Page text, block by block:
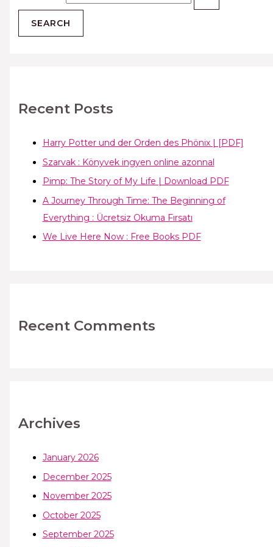
Recent Posts
Harry Potter und der Orden des Phönix | [PDF]
Szarvak : Könyvek ingyen online azonnal
Pimp: The Story of My Life | Download PDF
A Journey Through Time: The Beginning of
Everything : Ücretsiz Okuma Fırsatı
We Live Here Now : Free Books PDF
Recent Comments
Archives
January 2026
December 2025
November 2025
October 2025
September 2025